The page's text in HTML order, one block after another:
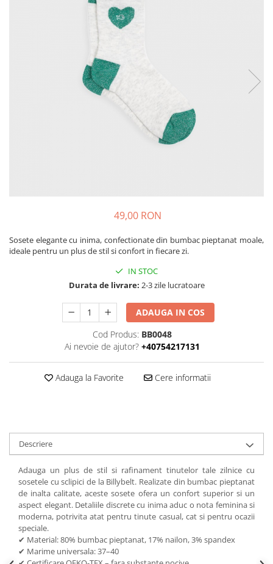
Produse pentru casa
49,00 RON
Sosete elegante cu inima, confectionate din bumbac pieptanat moale,
ideale pentru un plus de stil si confort in fiecare zi.
IN STOC
Durata de livrare: 2-3 zile lucratoare
ADAUGA IN COS
Cod Produs: BB0048
Ai nevoie de ajutor? +40754217131
Adauga la Favorite Cere informatii
Descriere
Adauga un plus de stil si rafinament tinutelor tale zilnice cu
sosetele cu sclipici de la Billybelt. Realizate din bumbac pieptanat
de inalta calitate, aceste sosete ofera un confort superior si un
aspect elegant. Detaliile discrete cu inima aduc o nota feminina si
moderna, potrivita atat pentru tinute casual, cat si pentru ocazii
speciale.
✔ Material: 80% bumbac pieptanat, 17% nailon, 3% spandex
✔ Marime universala: 37–40